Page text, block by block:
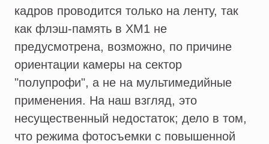
кадров проводится только на ленту, так
как флэш-память в XM1 не
предусмотрена, возможно, по причине
ориентации камеры на сектор
"полупрофи", а не на мультимедийные
применения. На наш взгляд, это
несущественный недостаток; дело в том,
что режима фотосъемки с повышенной